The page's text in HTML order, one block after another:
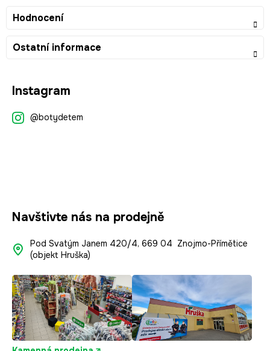
Hodnocení
Ostatní informace
Instagram
@botydetem
Navštivte nás na prodejně
Pod Svatým Janem 420/4, 669 04 Znojmo-Přímětice
(objekt Hruška)